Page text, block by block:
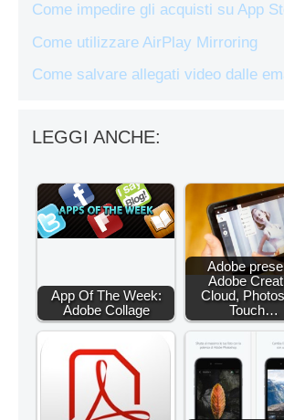
Come impedire gli acquisti su App
Come utilizzare AirPlay Mirroring
Come salvare allegati video dalle
LEGGI ANCHE:
App Of The Week:
Adobe Collage
Adobe
Adobe
Cloud,
Touch…